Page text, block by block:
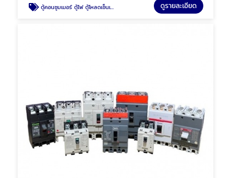
ตู้คอนซูมเมอร์ ตู้ไฟ ตู้โหลดเซ็นเตอร์ พัทยา ชลบุรี ดูรายละเอียด